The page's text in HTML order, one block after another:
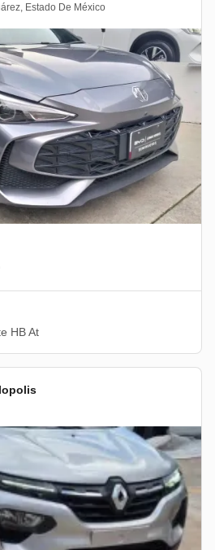
Estado De México
HB At